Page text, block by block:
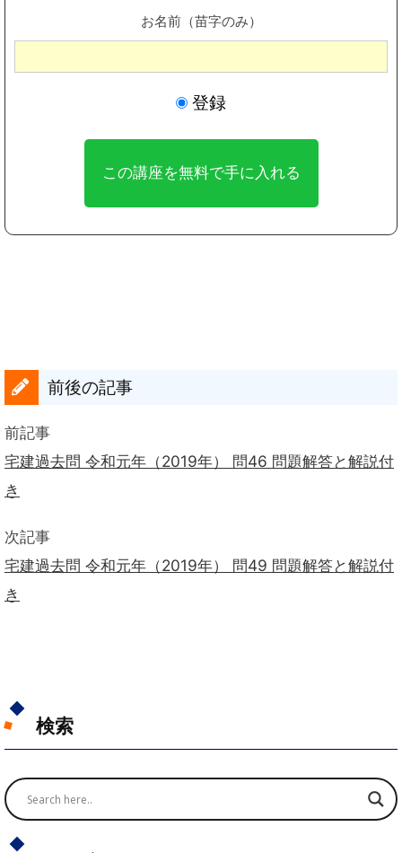
お名前（苗字のみ）
登録
前後の記事
前記事
宅建過去問 令和元年（2019年） 問46 問題解答と解説付
き
次記事
宅建過去問 令和元年（2019年） 問49 問題解答と解説付
き
検索